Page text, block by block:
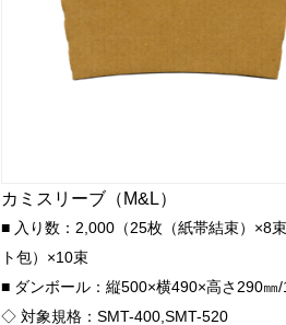
カミスリーブ（M&L）
■ 入り数：2,000（25枚（紙帯結束）×8
ト包）×10束
■ ダンボール：縦500×横490×高さ290㎜/
◇ 対象規格：SMT-400,SMT-520